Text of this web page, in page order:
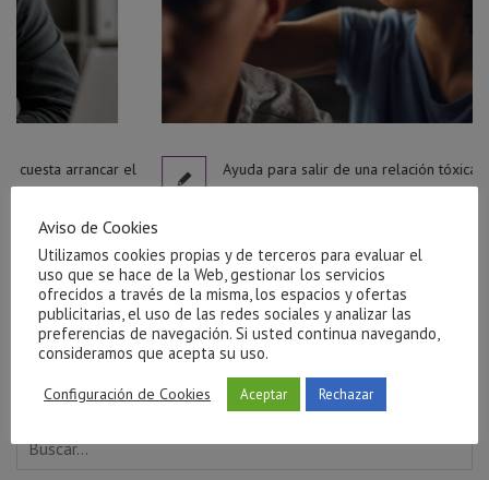
el Ayuda para salir de una relación tóxica en Castellón
Aviso de Cookies
Utilizamos cookies propias y de terceros para evaluar el
uso que se hace de la Web, gestionar los servicios
ofrecidos a través de la misma, los espacios y ofertas
publicitarias, el uso de las redes sociales y analizar las
preferencias de navegación. Si usted continua navegando,
consideramos que acepta su uso.
Configuración de Cookies Aceptar Rechazar